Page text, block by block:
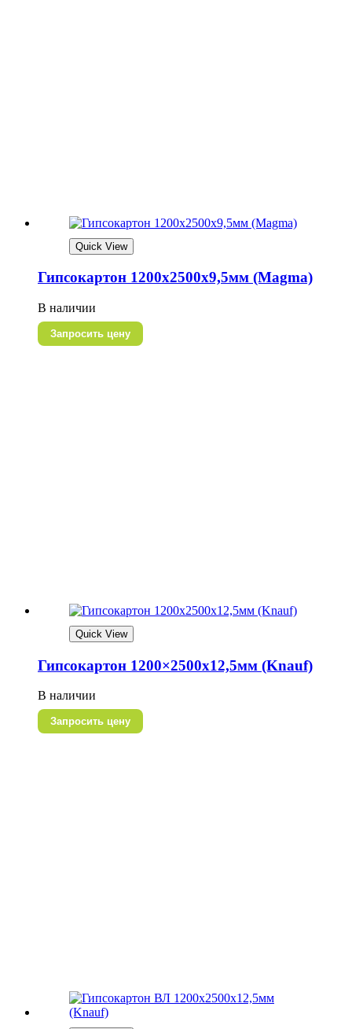
Quick View
Гипсокартон 1200х2500х9,5мм (Magma)
В наличии
Запросить цену
Quick View
Гипсокартон 1200×2500х12,5мм (Knauf)
В наличии
Запросить цену